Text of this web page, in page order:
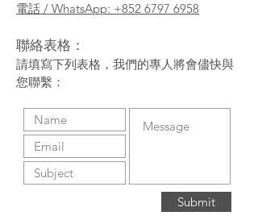
電話 / WhatsApp: +852 6797 6958
​聯絡表格：
請填寫下列表格，我們的專人將會儘快與
您聯繫：
Submit